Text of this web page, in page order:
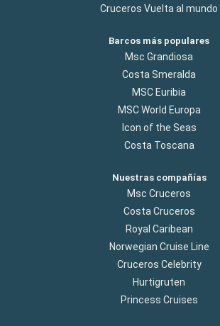
Cruceros Vuelta al mundo
Barcos más populares
Msc Grandiosa
Costa Smeralda
MSC Euribia
MSC World Europa
Icon of the Seas
Costa Toscana
Nuestras compañías
Msc Cruceros
Costa Cruceros
Royal Caribean
Norwegian Cruise Line
Cruceros Celebrity
Hurtigruten
Princess Cruises